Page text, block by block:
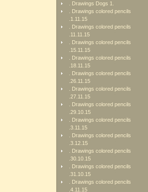
. Drawings Dogs 1.
. Drawings colored pencils
.1.11.15
. Drawings colored pencils
.11.11.15
. Drawings colored pencils
.15.11.15
. Drawings colored pencils
.18.11.15
. Drawings colored pencils
.26.11.15
. Drawings colored pencils
.27.11.15
. Drawings colored pencils
.29.10.15
. Drawings colored pencils
.3.11.15
. Drawings colored pencils
.3.12.15
. Drawings colored pencils
.30.10.15
. Drawings colored pencils
.31.10.15
. Drawings colored pencils
.4.11.15